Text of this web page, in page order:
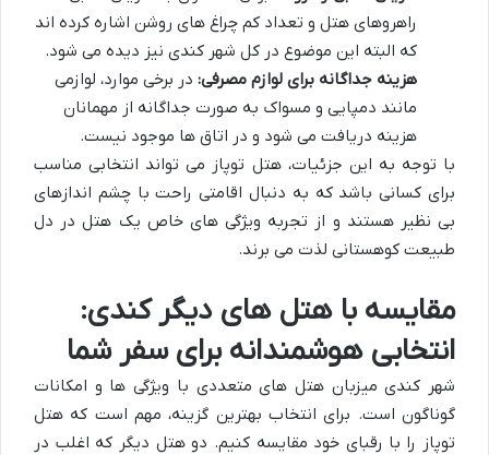
راهروهای هتل و تعداد کم چراغ های روشن اشاره کرده اند
که البته این موضوع در کل شهر کندی نیز دیده می شود.
هزینه جداگانه برای لوازم مصرفی: در برخی موارد، لوازمی
مانند دمپایی و مسواک به صورت جداگانه از مهمانان
هزینه دریافت می شود و در اتاق ها موجود نیست.
با توجه به این جزئیات، هتل توپاز می تواند انتخابی مناسب
برای کسانی باشد که به دنبال اقامتی راحت با چشم اندازهای
بی نظیر هستند و از تجربه ویژگی های خاص یک هتل در دل
طبیعت کوهستانی لذت می برند.
مقایسه با هتل های دیگر کندی:
انتخابی هوشمندانه برای سفر شما
شهر کندی میزبان هتل های متعددی با ویژگی ها و امکانات
گوناگون است. برای انتخاب بهترین گزینه، مهم است که هتل
توپاز را با رقبای خود مقایسه کنیم. دو هتل دیگر که اغلب در